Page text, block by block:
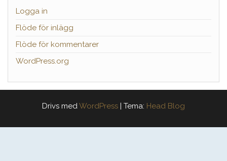
Logga in
Flöde för inlägg
Flöde för kommentarer
WordPress.org
Drivs med WordPress | Tema: Head Blog